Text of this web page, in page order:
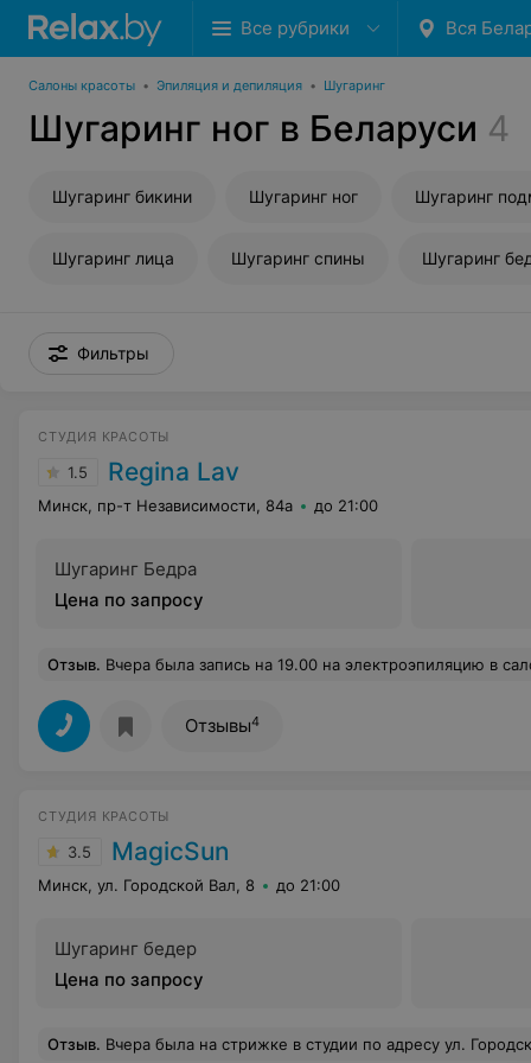
Все рубрики Вся
Салоны красоты • Эпиляция и депиляция • Шугаринг
Шугаринг ног в Беларуси 4
Шугаринг бикини Шугаринг ног Шугаринг
Шугаринг лица Шугаринг спины Шугаринг
Фильтры
СТУДИЯ КРАСОТЫ
1.5 Regina Lav
Минск, пр-т Независимости, 84а до 21:00
Шугаринг Бедра
Цена по запросу
Отзыв. Вчера была запись на 19.00 на электроэпиляцию в салон на проспекте Независимости.В 18.00 позвонила с сообщение о возможной задержке из- за сильного дождя. Выслушала воспитательную проповедь от сотрудника колл -центра о необходимости приезжать заранее, правда не уточнили – за час, два или еще ранее. В 18.20 мне перезвонил сотрудник центра с требованием отменить запись либо ехать к ним на метро (которого не было рядом), либо на общественном транспорте, который практически не ходил из-за сильного ливня, разговаривал сотрудник грубо, воспитывал как маленькую девочку. Дождь перетих в 18.30, я вызвала такси и мое опоздание составило бы
Отзывы4
СТУДИЯ КРАСОТЫ
3.5 MagicSun
Минск, ул. Городской Вал, 8 до 21:00
Шугаринг бедер
Цена по запросу
Отзыв. Вчера была на стрижке в студии по адресу ул. Городской Вал, 8 у мастера Екатерины. Спасибо! Сделали идеальную ровную форму для моих